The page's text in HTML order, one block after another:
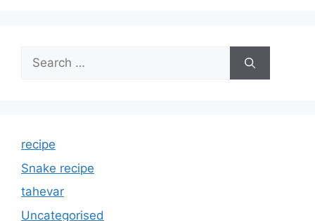
Search
for:
recipe
Snake recipe
tahevar
Uncategorised